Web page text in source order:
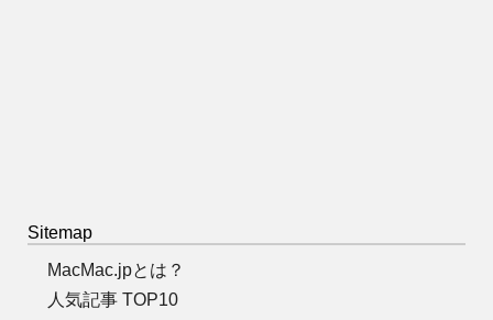
Sitemap
MacMac.jpとは？
人気記事 TOP10